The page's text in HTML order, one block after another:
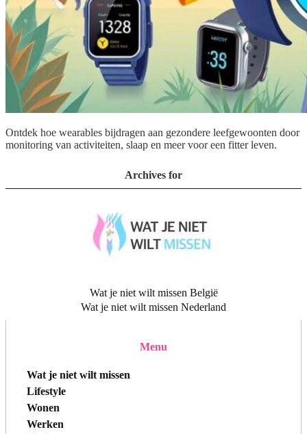
Ontdek hoe wearables bijdragen aan gezondere leefgewoonten door
monitoring van activiteiten, slaap en meer voor een fitter leven.
Archives for
Wat je niet wilt missen België
Wat je niet wilt missen Nederland
Menu
Wat je niet wilt missen
Lifestyle
Wonen
Werken